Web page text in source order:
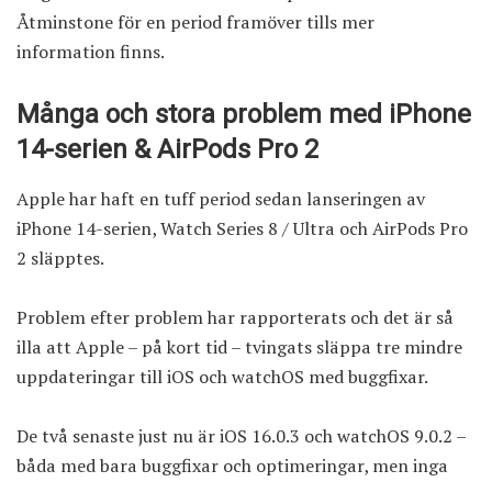
Åtminstone för en period framöver tills mer
information finns.
Många och stora problem med iPhone
14-serien & AirPods Pro 2
Apple har haft en tuff period sedan lanseringen av
iPhone 14-serien, Watch Series 8 / Ultra och AirPods Pro
2 släpptes.
Problem efter problem har rapporterats och det är så
illa att Apple – på kort tid – tvingats släppa tre mindre
uppdateringar till iOS och watchOS med buggfixar.
De två senaste just nu äriOS 16.0.3 ochwatchOS 9.0.2 –
båda med bara buggfixar och optimeringar, men inga